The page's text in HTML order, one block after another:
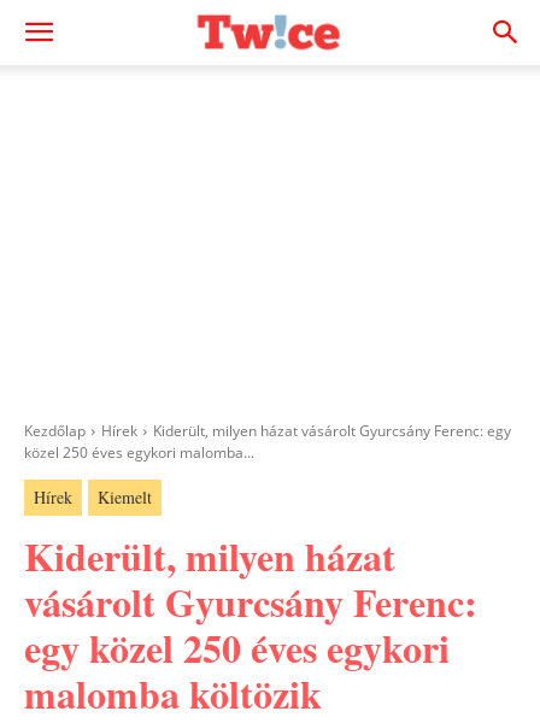
Kezdőlap Hírek
Kiderült, milyen házat vásárolt Gyurcsány Ferenc: egy
közel 250 éves egykori malomba...
Hírek Kiemelt
Kiderült, milyen házat
vásárolt Gyurcsány Ferenc:
egy közel 250 éves egykori
malomba költözik